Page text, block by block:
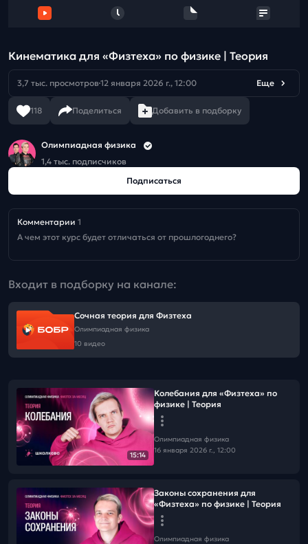
Кинематика для «Физтеха» по физике | Теория
3,7 тыс. просмотров 12 января 2026 г., 12:00 Еще
118 Поделиться Добавить в подборку
Олимпиадная физика
1,4 тыс. подписчиков
Подписаться
Комментарии 1
А чем этот курс будет отличаться от прошлогоднего?
Входит в подборку на канале:
Сочная теория для Физтеха
Олимпиадная физика
10 видео
15:14
Колебания для «Физтеха» по
физике | Теория
Олимпиадная физика
16 января 2026 г., 12:00
Законы сохранения для
«Физтеха» по физике | Теория
Олимпиадная физика